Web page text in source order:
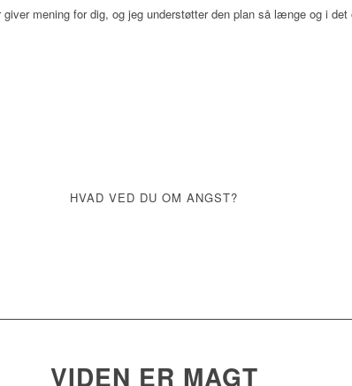
mening for dig, og jeg understøtter den plan så længe og i det
HVAD VED DU OM ANGST?
VIDEN ER MAGT